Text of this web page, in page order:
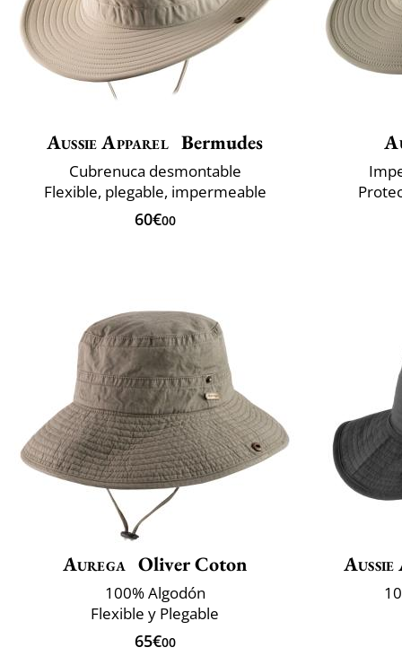
Aussie Apparel Bermudes
Cubrenuca desmontable
Flexible, plegable, impermeable
60€00
Aurega Oliver Coton
100% Algodón
Flexible y Plegable
65€00